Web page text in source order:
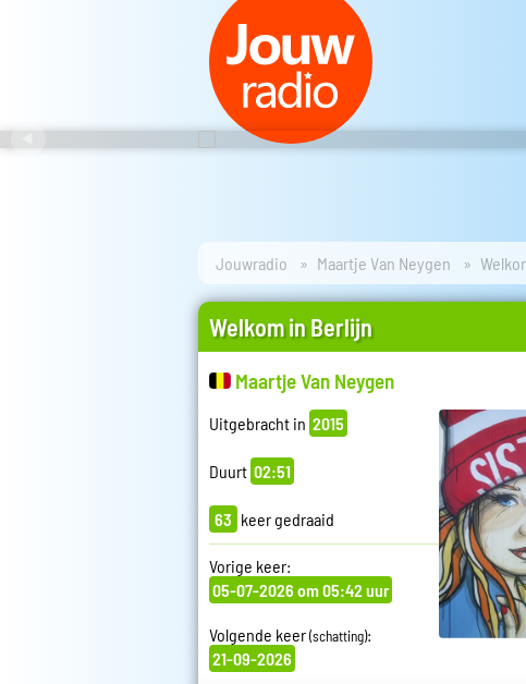
Jouwradio Maartje Van Neygen
Welkom in Berlijn
Maartje Van Neygen
Uitgebracht in 2015
Duurt 02:51
63 keer gedraaid
Vorige keer:
05-07-2026 om 05:42 uur
Volgende keer(schatting):
21-09-2026